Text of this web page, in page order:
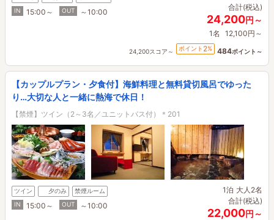
IN
15:00～ OUT ～10:00
合計(税込)
24,200円～
1名 12,100円～
24,200スコア～ ポイント 2% 484ポイント～
【カップルプラン・夕食付】海鮮料理と無料貸切風呂でゆった
り…大切な人と一緒に熱海で休日！
【禁煙】ツイン（2～3名／ユニットバス付）＊201
ツイン 夕のみ
禁煙ルーム
IN
15:00～ OUT ～10:00
1泊 大人2名
合計(税込)
22,000円～